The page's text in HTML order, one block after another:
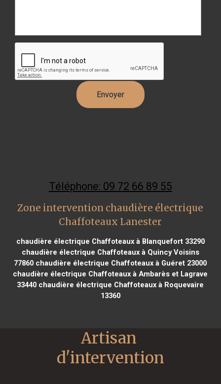
Téléphone: 09 72 66 89 55
Zone intervention chaudière électrique
Chaffoteaux Lanester
chaudière électrique Chaffoteaux à Blanquefort 33290
chaudière électrique Chaffoteaux à Quincy Voisins
77860 chaudière électrique Chaffoteaux à Guéret 23000
chaudière électrique Chaffoteaux à Ambarès et Lagrave
33440 chaudière électrique Chaffoteaux à Roquevaire
13360
Artisan
d'intervention